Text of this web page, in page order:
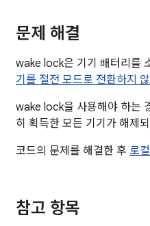
문제 해결
wake lock은 기기 배터리를
기를 절전 모드로 전환하지
wake lock을 사용해야 하는
히 획득한 모든 기기가 해제
코드의 문제를 해결한 후 로
참고 항목